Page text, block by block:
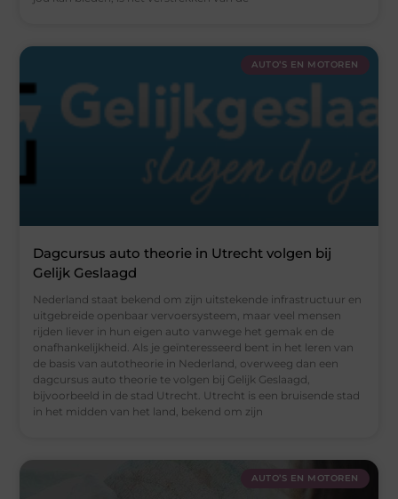
AUTO’S EN MOTOREN
Dagcursus auto theorie in Utrecht volgen bij
Gelijk Geslaagd
Nederland staat bekend om zijn uitstekende infrastructuur en
uitgebreide openbaar vervoersysteem, maar veel mensen
rijden liever in hun eigen auto vanwege het gemak en de
onafhankelijkheid. Als je geïnteresseerd bent in het leren van
de basis van autotheorie in Nederland, overweeg dan een
dagcursus auto theorie te volgen bij Gelijk Geslaagd,
bijvoorbeeld in de stad Utrecht. Utrecht is een bruisende stad
in het midden van het land, bekend om zijn
AUTO’S EN MOTOREN